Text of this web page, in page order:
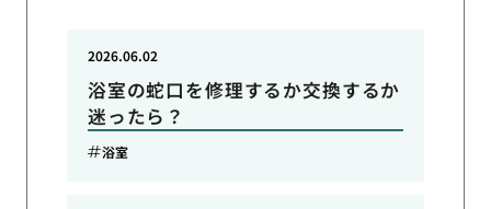
浴室の蛇口を修理するか交換するか
迷ったら？
2026.06.02
浴室